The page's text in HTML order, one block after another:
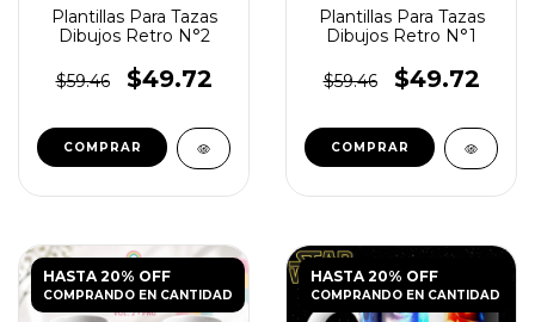
Plantillas Para Tazas
Dibujos Retro N°2
$59.46 $49.72
Plantillas Para Tazas
Dibujos Retro N°1
$59.46 $49.72
HASTA 20% OFF
COMPRANDO EN CANTIDAD
HASTA 20% OFF
COMPRANDO EN CANTIDAD